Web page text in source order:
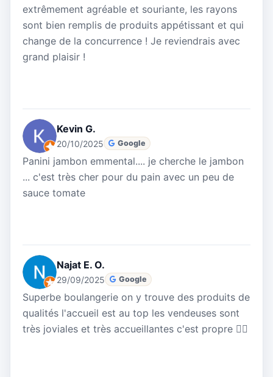
extrêmement agréable et souriante, les rayons
sont bien remplis de produits appétissant et qui
change de la concurrence ! Je reviendrais avec
grand plaisir !
Kevin G.
20/10/2025 Google
Panini jambon emmental.... je cherche le jambon
... c'est très cher pour du pain avec un peu de
sauce tomate
Najat E. O.
29/09/2025 Google
Superbe boulangerie on y trouve des produits de
qualités l'accueil est au top les vendeuses sont
très joviales et très accueillantes c'est propre 👌🏼